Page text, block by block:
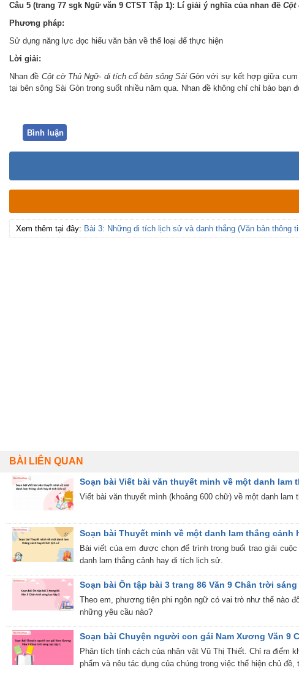
Câu 5 (trang 77 sgk Ngữ văn 9 CTST Tập 1): Lí giải ý nghĩa của nhan đề Cột
Phương pháp:
Sử dụng năng lực đọc hiểu văn bản về thể loại để thực hiện
Lời giải:
Nhan đề Cột cờ Thủ Ngữ- di tích cổ bên sông Sài Gònvới sự kết hợp giữa cụm
tại bên sông Sài Gòn trong suốt nhiều năm qua. Nhan đề không chỉ chỉ báo
Bình luận
Xem thêm tại đây: Bài 3: Những di tích lịch sử và danh thắng (Văn bản thông
BÀI LIÊN QUAN
Soạn bài Viết bài văn thuyết minh về một danh
Viết bài văn thuyết mình (khoảng 600 chữ) về một danh
Soạn bài Thuyết minh về một danh lam thắng
Bài viết của em được chọn để trình trong buổi trao giải
danh lam thắng cảnh hay di tích lịch sử.
Soạn bài Ôn tập bài 3 trang 86 Văn 9 Chân trời
Theo em, phương tiện phi ngôn ngữ có vai trò như thế nào
những yêu cầu nào?
Soạn bài Chuyện người con gái Nam Xương Văn 9
Phân tích tính cách của nhân vật Vũ Thị Thiết. Chỉ ra
phẩm và nêu tác dụng của chúng trong việc thể hiện chủ